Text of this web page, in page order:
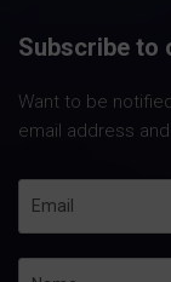
Subscribe to
Want to be
email address